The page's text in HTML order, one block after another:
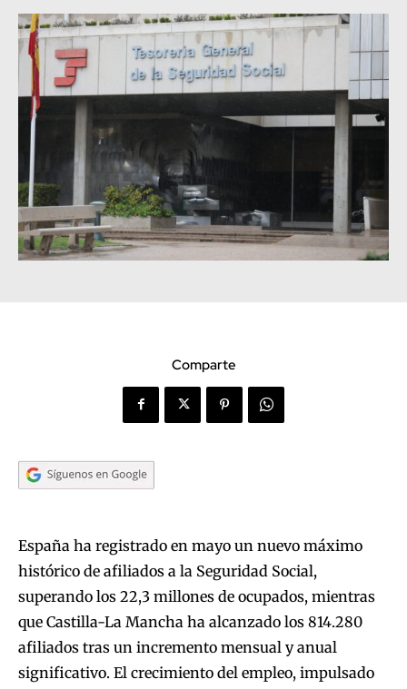
Comparte
España ha registrado en mayo un nuevo máximo
histórico de afiliados a la Seguridad Social,
superando los 22,3 millones de ocupados, mientras
que Castilla-La Mancha ha alcanzado los 814.280
afiliados tras un incremento mensual y anual
significativo. El crecimiento del empleo, impulsado